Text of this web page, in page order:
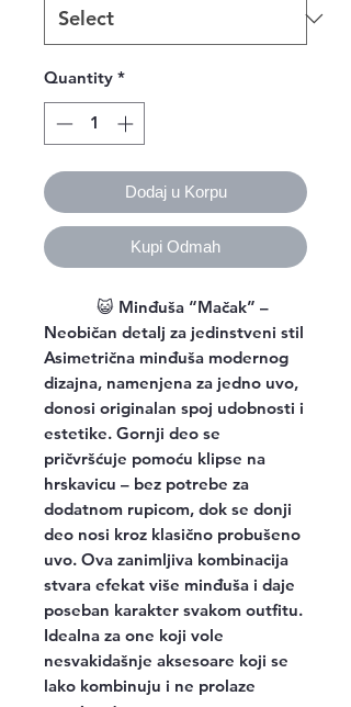
Quantity *
Dodaj u Korpu
Kupi Odmah
😺 Minđuša “Mačak” –
Neobičan detalj za jedinstveni stil
Asimetrična minđuša modernog
dizajna, namenjena za jedno uvo,
donosi originalan spoj udobnosti i
estetike. Gornji deo se
pričvršćuje pomoću klipse na
hrskavicu – bez potrebe za
dodatnom rupicom, dok se donji
deo nosi kroz klasično probušeno
uvo. Ova zanimljiva kombinacija
stvara efekat više minđuša i daje
poseban karakter svakom outfitu.
Idealna za one koji vole
nesvakidašnje aksesoare koji se
lako kombinuju i ne prolaze